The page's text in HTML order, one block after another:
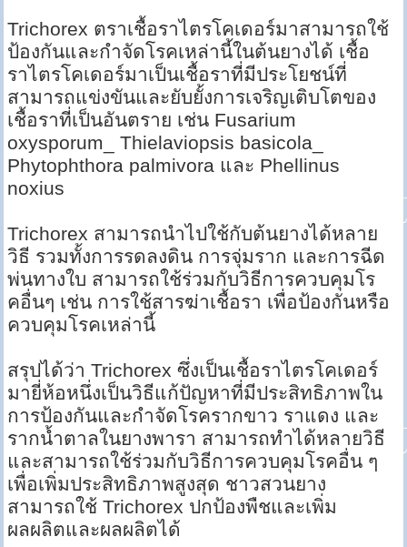
Trichorex ตราเชื้อราไตรโคเดอร์มาสามารถใช้
ป้องกันและกำจัดโรคเหล่านี้ในต้นยางได้ เชื้อ
ราไตรโคเดอร์มาเป็นเชื้อราที่มีประโยชน์ที่
สามารถแข่งขันและยับยั้งการเจริญเติบโตของ
เชื้อราที่เป็นอันตราย เช่น Fusarium
oxysporum_ Thielaviopsis basicola_
Phytophthora palmivora และ Phellinus
noxius
Trichorex สามารถนำไปใช้กับต้นยางได้หลาย
วิธี รวมทั้งการรดลงดิน การจุ่มราก และการฉีด
พ่นทางใบ สามารถใช้ร่วมกับวิธีการควบคุมโร
คอื่นๆ เช่น การใช้สารฆ่าเชื้อรา เพื่อป้องกันหรือ
ควบคุมโรคเหล่านี้
สรุปได้ว่า Trichorex ซึ่งเป็นเชื้อราไตรโคเดอร์
มายี่ห้อหนึ่งเป็นวิธีแก้ปัญหาที่มีประสิทธิภาพใน
การป้องกันและกำจัดโรครากขาว ราแดง และ
รากน้ำตาลในยางพารา สามารถทำได้หลายวิธี
และสามารถใช้ร่วมกับวิธีการควบคุมโรคอื่น ๆ
เพื่อเพิ่มประสิทธิภาพสูงสุด ชาวสวนยาง
สามารถใช้ Trichorex ปกป้องพืชและเพิ่ม
ผลผลิตและผลผลิตได้